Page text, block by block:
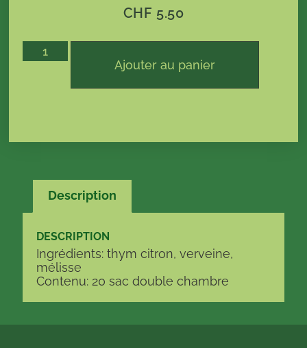
CHF 5.50
Ajouter au panier
Description
DESCRIPTION
Ingrédients: thym citron, verveine,
mélisse
Contenu: 20 sac double chambre